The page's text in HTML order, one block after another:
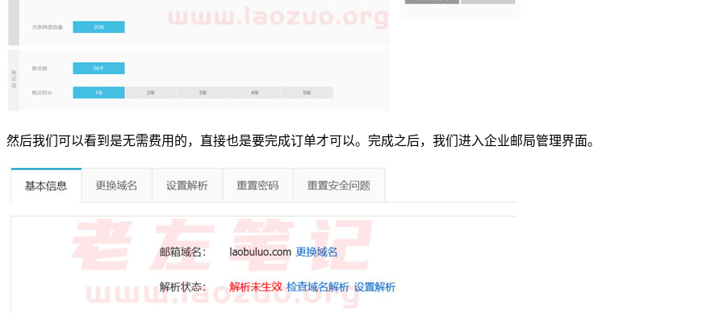
然后我们可以看到是无需费用的，直接也是要完成订单才可以。完成之后，我们进入企业邮局管理界面。